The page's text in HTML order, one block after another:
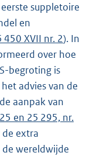
suppletoire
en
450 XVII nr. 2). In
over hoe
begroting is
advies van de
aanpak van
en 25 295, nr.
extra
wereldwijde